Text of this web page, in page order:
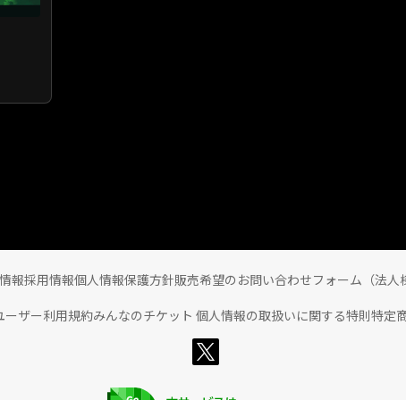
報採用情報個人情報保護方針販売希望のお問い合わせフォーム（法人
ーザー利用規約みんなのチケット 個人情報の取扱いに関する特則特定